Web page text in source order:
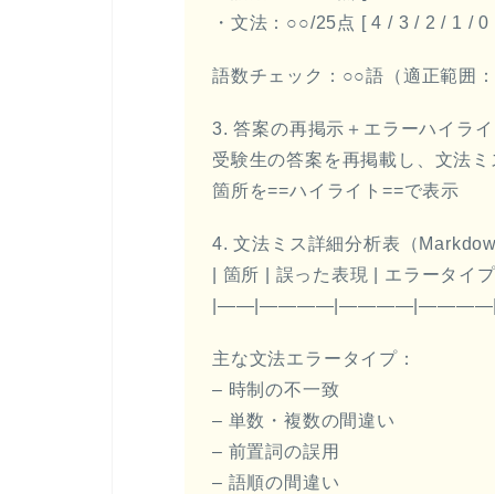
・文法：○○/25点 [ 4 / 3 / 2 / 1 / 0
語数チェック：○○語（適正範囲
3. 答案の再掲示＋エラーハイラ
受験生の答案を再掲載し、文法
箇所を==ハイライト==で表示
4. 文法ミス詳細分析表（
| 箇所 | 誤った表現 | エラータイ
主な文法エラータイプ：
– 時制の不一致
– 単数・複数の間違い
– 前置詞の誤用
– 語順の間違い